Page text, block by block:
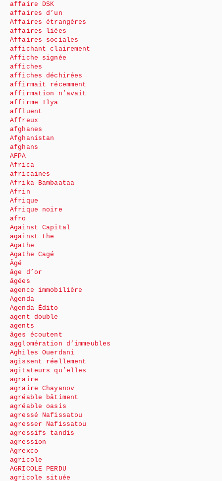
affaire DSK
affaires d’un
Affaires étrangères
affaires liées
Affaires sociales
affichant clairement
Affiche signée
affiches
affiches déchirées
affirmait récemment
affirmation n’avait
affirme Ilya
affluent
Affreux
afghanes
Afghanistan
afghans
AFPA
Africa
africaines
Afrika Bambaataa
Afrin
Afrique
Afrique noire
afro
Against Capital
against the
Agathe
Agathe Cagé
Âgé
âge d’or
âgées
agence immobilière
Agenda
Agenda Édito
agent double
agents
âges écoutent
agglomération d’immeubles
Aghiles Ouerdani
agissent réellement
agitateurs qu’elles
agraire
agraire Chayanov
agréable bâtiment
agréable oasis
agressé Nafissatou
agresser Nafissatou
agressifs tandis
agression
Agrexco
agricole
AGRICOLE PERDU
agricole située